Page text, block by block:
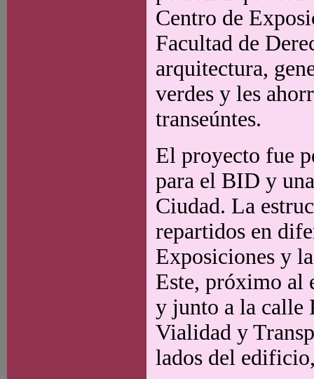
Centro de
Facultad de
arquitectura,
verdes y les
transeúntes.
El proyecto fue
para el BID y
Ciudad. La
repartidos en
Exposiciones y
Este, próximo al
y junto a la calle
Vialidad y
lados del